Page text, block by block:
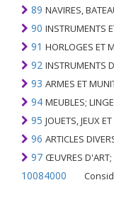
89 NAVIRES,
90 INSTRUMENTS ET APPAREILS OPTIQUES,
91 HORLOGES ET
92 INSTRUMENTS DE
93 ARMES ET
94 MEUBLES; LINGE, MATELAS, SUPPORTS DE MATELAS, COUSSINS
95 JOUETS, JEUX ET
96 ARTICLES
97 ŒUVRES D'ART;
10084000 Considéré dans les